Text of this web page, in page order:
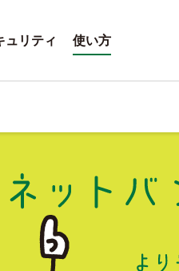
ュリティ 使い方